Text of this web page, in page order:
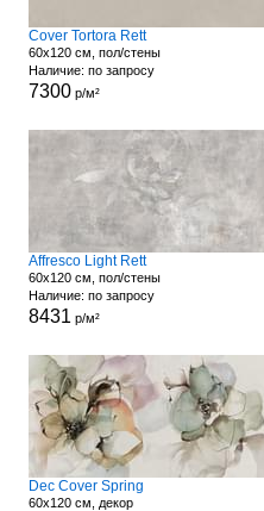
Cover Tortora Rett
60x120 см, пол/стены
Наличие: по запросу
7300р/м²
Affresco Light Rett
60x120 см, пол/стены
Наличие: по запросу
8431 р/м²
Dec Cover Spring
60x120 см, декор